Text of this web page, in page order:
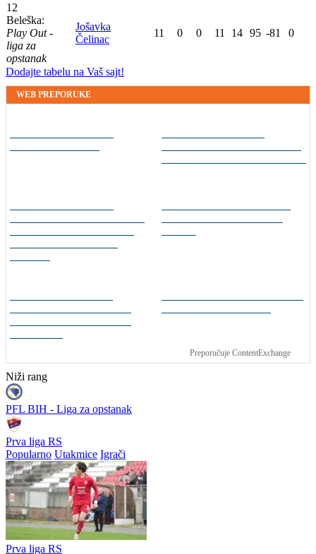
12
Beleška:
Play Out -
liga za
opstanak
Jošavka
Čelinac
11 0 0 11 14 95 -81 0
Dodajte tabelu na Vaš sajt!
WEB PREPORUKE
Preporučuje ContentExchange
Niži rang
PFL BIH - Liga za opstanak
Prva liga RS
Popularno Utakmice Igrači